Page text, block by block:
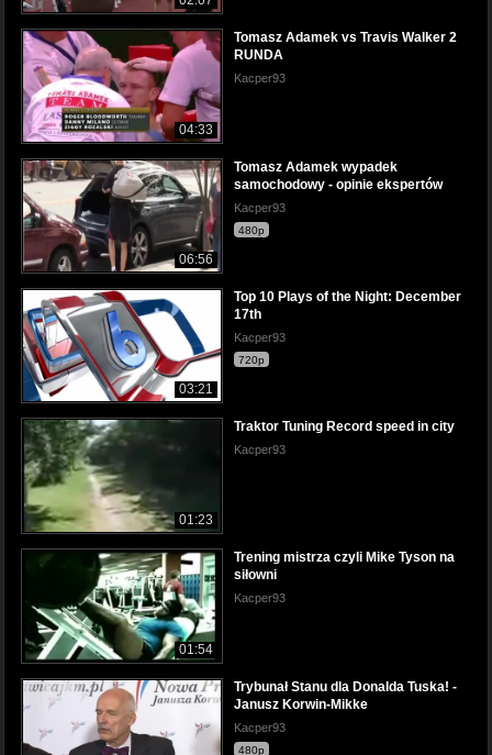
04:33
Tomasz Adamek vs Travis Walker 2
RUNDA
Kacper93
06:56
Tomasz Adamek wypadek
samochodowy - opinie ekspertów
Kacper93
480p
03:21
Top 10 Plays of the Night: December
17th
Kacper93
720p
01:23
Traktor Tuning Record speed in city
Kacper93
01:54
Trening mistrza czyli Mike Tyson na
siłowni
Kacper93
Trybunał Stanu dla Donalda Tuska! -
Janusz Korwin-Mikke
Kacper93
480p